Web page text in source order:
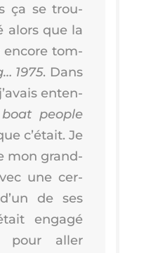
ça se trou­
alors que la
encore tom­
1975. Dans
enten­
boat people
c’é­tait. Je
mon grand-
une cer­
de ses
enga­gé
pour aller